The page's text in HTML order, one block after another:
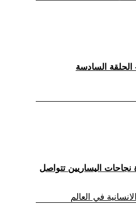
في العالم